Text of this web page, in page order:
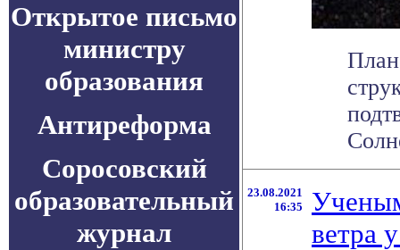
Открытое письмо
министру
образования
Антиреформа
Соросовский
образовательный
журнал
23.08.2021
16:35
ветра